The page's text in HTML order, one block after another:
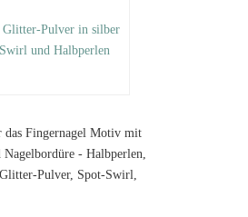
Pulver in silber
und Halbperlen